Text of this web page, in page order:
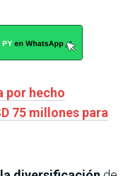
por hecho
75 millones para